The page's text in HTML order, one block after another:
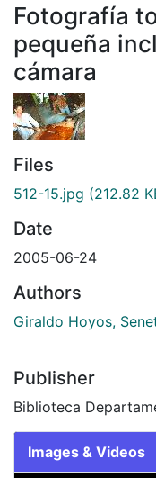
Fotografía
pequeña
cámara
Files
512-15.jpg (212.82
Date
2005-06-24
Authors
Giraldo Hoyos,
Publisher
Biblioteca
Images & Videos